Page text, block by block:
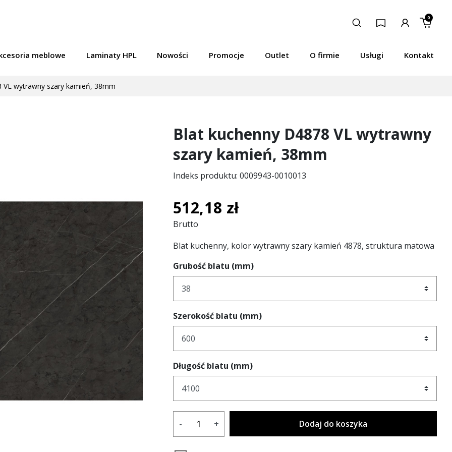
meblowe Laminaty HPL Nowości Promocje Outlet O firmie Usługi Kontakt
0
VL wytrawny szary kamień, 38mm
Blat kuchenny D4878 VL wytrawny
szary kamień, 38mm
Indeks produktu: 0009943-0010013
512,18 zł
Brutto
Blat kuchenny, kolor wytrawny szary kamień 4878, struktura matowa
Grubość blatu (mm)
Szerokość blatu (mm)
Długość blatu (mm)
- + Dodaj do koszyka